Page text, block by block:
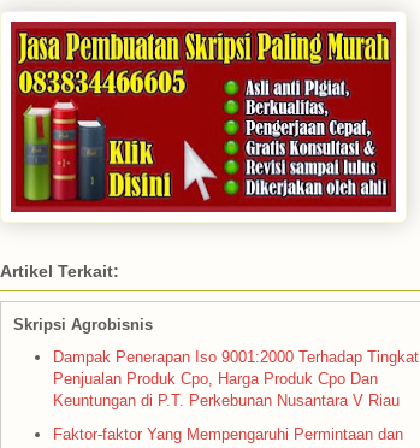
Artikel Terkait:
Skripsi Agrobisnis
Dampak Penerapan Iso 9001:2000 Terhadap Tingkat
Penjualan Produk Cpo, Harga Produk Cpo Dan
Keuntungan di P.T. Perkebunan Nusantara V Riau
Faktor-faktor Yang Mempengaruhi Permintaan dan